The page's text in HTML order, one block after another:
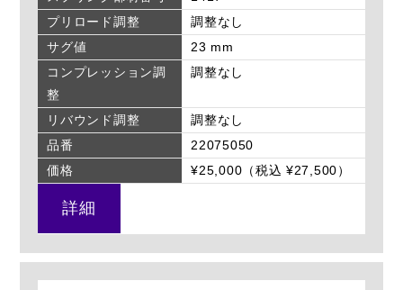
プリロード調整
調整なし
サグ値
23 mm
コンプレッション調
整
調整なし
リバウンド調整
調整なし
品番
22075050
価格
¥25,000（税込 ¥27,500）
詳細